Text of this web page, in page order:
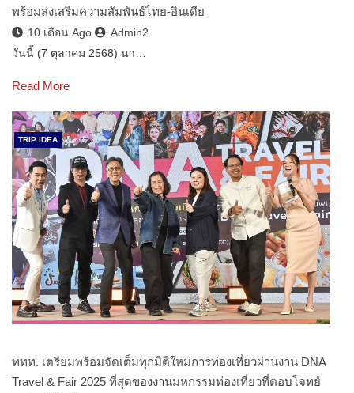
พร้อมส่งเสริมความสัมพันธ์ไทย-อินเดีย
10 เดือน Ago
Admin2
วันนี้ (7 ตุลาคม 2568) นา…
Read More
TRIP IDEA
ททท. เตรียมพร้อมจัดเต็มทุกมิติใหม่การท่องเที่ยวผ่านงาน DNA
Travel & Fair 2025 ที่สุดของงานมหกรรมท่องเที่ยวที่ตอบโจทย์